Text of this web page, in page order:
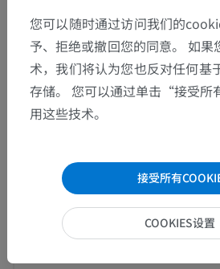
人体解剖学1
人体神经解剖学
您可以随时通过访问我们的
予、拒绝或撤回您的同意。 如果
术，我们将认为您也反对任何基
存储。 您可以通过单击“接受
用这些技术。
接受所有
COOKIES设置